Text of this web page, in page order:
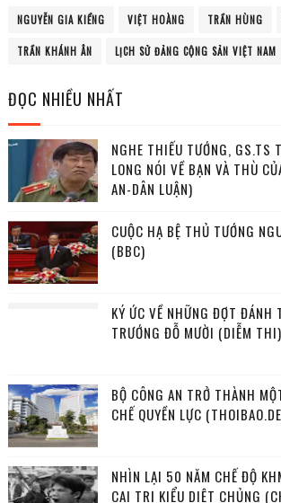
NGUYỄN GIA KIỂNG VIỆT HOÀNG TRẦN HÙNG
TRẦN KHÁNH ÂN LỊCH SỬ ĐẢNG CỘNG SẢN VIỆT NAM
ĐỌC NHIỀU NHẤT
NGHE THIẾU TƯỚNG, GS.TS
LONG NÓI VỀ BẠN VÀ THÙ
AN-DÂN LUẬN)
CUỘC HẠ BỆ THỦ TƯỚNG
(BBC)
KÝ ỨC VỀ NHỮNG ĐỢT ĐÁNH
TRƯỚNG ĐỖ MƯỜI (DIỄM THI)
BỘ CÔNG AN TRỞ THÀNH
CHẾ QUYỀN LỰC
NHÌN LẠI 50 NĂM CHẾ ĐỘ
CAI TRỊ KIỂU DIỆT CHỦNG